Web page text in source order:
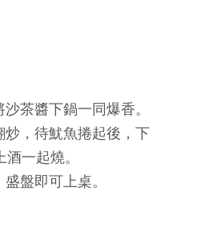
茶醬下鍋一同爆香。
，待魷魚捲起後，下
一起燒。
盤即可上桌。